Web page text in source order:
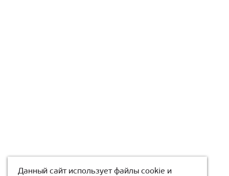
Данный сайт использует файлы cookie и